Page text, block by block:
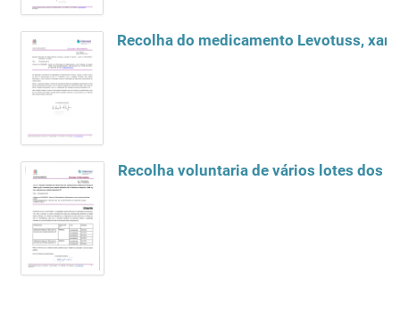
Recolha do medicamento Levotuss,
Recolha voluntaria de vários lotes dos